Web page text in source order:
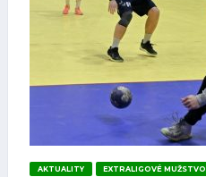
AKTUALITY EXTRALIGOVÉ MUŽSTVO